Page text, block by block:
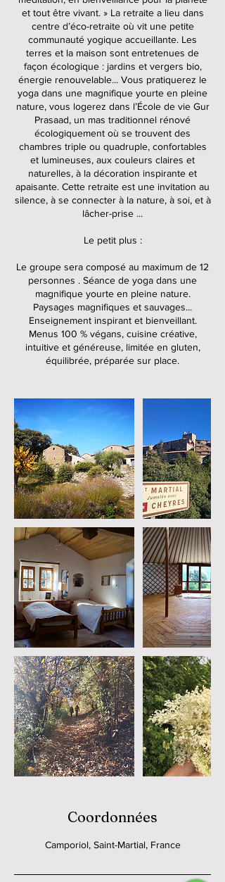
et tout être vivant. » La retraite a lieu dans
centre d’éco-retraite où vit une petite
communauté yogique accueillante. Les
terres et la maison sont entretenues de
façon écologique : jardins et vergers bio,
énergie renouvelable... Vous pratiquerez le
yoga dans une magnifique yourte en pleine
nature, vous logerez dans l’École de vie Gur
Prasaad, un mas traditionnel rénové
écologiquement où se trouvent des
chambres triple ou quadruple, confortables
et lumineuses, aux couleurs claires et
naturelles, à la décoration inspirante et
apaisante. Cette retraite est une invitation au
silence, à se connecter à la nature, à soi, et à
lâcher-prise ...
Le petit plus :
Le groupe sera composé au maximum de 12
personnes . Séance de yoga dans une
magnifique yourte en pleine nature.
Paysages magnifiques et sauvages...
Enseignement inspirant et bienveillant.
Menus 100 % végans, cuisine créative,
intuitive et généreuse, limitée en gluten,
équilibrée, préparée sur place.
Coordonnées
Camporiol, Saint-Martial, France